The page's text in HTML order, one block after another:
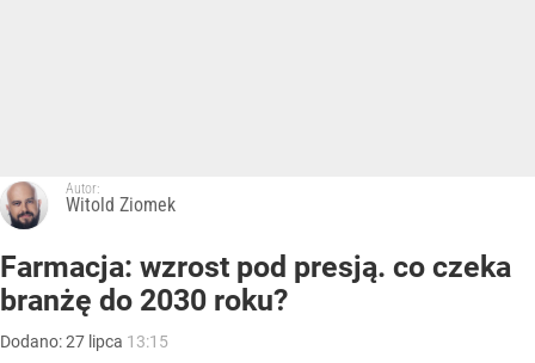
Autor:
Witold Ziomek
Farmacja: wzrost pod presją. co czeka
branżę do 2030 roku?
Dodano:27 lipca 13:15